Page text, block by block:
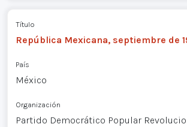
Título
República Mexicana, septiembre de
País
México
Organización
Partido Democrático Popular